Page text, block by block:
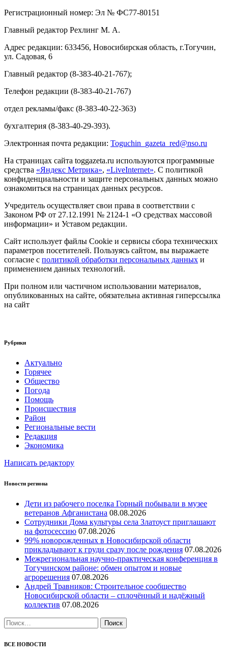
Регистрационный номер: Эл № ФС77-80151
Главный редактор Рехлинг М. А.
Адрес редакции: 633456, Новосибирская область, г.Тогучин,
ул. Садовая, 6
Главный редактор (8-383-40-21-767);
Телефон редакции (8-383-40-21-767)
отдел рекламы/факс (8-383-40-22-363)
бухгалтерия (8-383-40-29-393).
Электронная почта редакции: Toguchin gazeta red@nso.ru
На страницах сайта toggazeta.ru используются программные
средства «Яндекс Метрика», «LiveInternet». С политикой
конфиденциальности и защите персональных данных можно
ознакомиться на страницах данных ресурсов.
Учредитель осуществляет свои права в соответствии с
Законом РФ от 27.12.1991 № 2124-1 «О средствах массовой
информации» и Уставом редакции.
Сайт использует файлы Cookie и сервисы сбора технических
параметров посетителей. Пользуясь сайтом, вы выражаете
согласие с политикой обработки персональных данных и
применением данных технологий.
При полном или частичном использовании материалов,
опубликованных на сайте, обязательна активная гиперссылка
на сайт
Рубрики
Актуально
Горячее
Общество
Погода
Помощь
Происшествия
Район
Региональные вести
Редакция
Экономика
Написать редактору
Новости региона
Дети из рабочего поселка Горный побывали в музее
ветеранов Афганистана 08.08.2026
Сотрудники Дома культуры села Златоуст приглашают
на фотосессию 07.08.2026
99% новорожденных в Новосибирской области
прикладывают к груди сразу после рождения 07.08.2026
Межрегиональная научно‑практическая конференция в
Тогучинском районе: обмен опытом и новые
агрорешения 07.08.2026
Андрей Травников: Строительное сообщество
Новосибирской области – сплочённый и надёжный
коллектив 07.08.2026
Найти:
ВСЕ НОВОСТИ